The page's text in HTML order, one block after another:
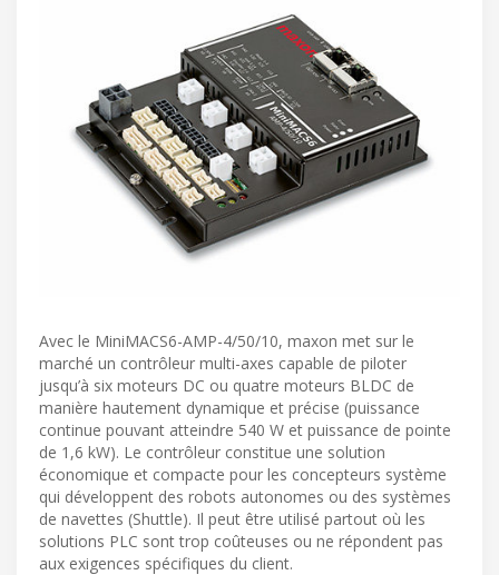
Avec le MiniMACS6-AMP-4/50/10, maxon met sur le
marché un contrôleur multi-axes capable de piloter
jusqu’à six moteurs DC ou quatre moteurs BLDC de
manière hautement dynamique et précise (puissance
continue pouvant atteindre 540 W et puissance de pointe
de 1,6 kW). Le contrôleur constitue une solution
économique et compacte pour les concepteurs système
qui développent des robots autonomes ou des systèmes
de navettes (Shuttle). Il peut être utilisé partout où les
solutions PLC sont trop coûteuses ou ne répondent pas
aux exigences spécifiques du client.